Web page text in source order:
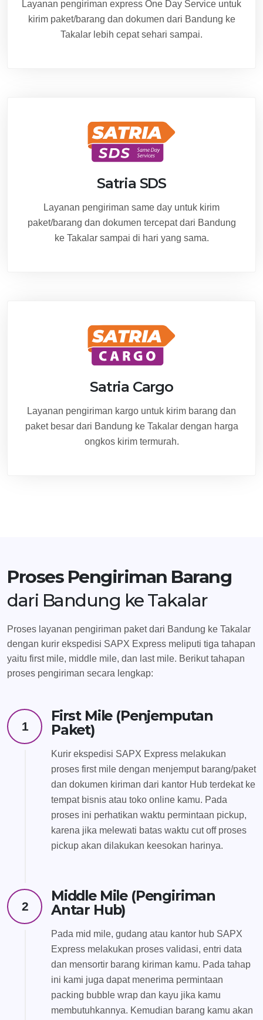
Layanan pengiriman express One Day Service untuk
kirim paket/barang dan dokumen dari Bandung ke
Takalar lebih cepat sehari sampai.
Satria SDS
Layanan pengiriman same day untuk kirim
paket/barang dan dokumen tercepat dari Bandung
ke Takalar sampai di hari yang sama.
Satria Cargo
Layanan pengiriman kargo untuk kirim barang dan
paket besar dari Bandung ke Takalar dengan harga
ongkos kirim termurah.
Proses Pengiriman Barang
dari Bandung ke Takalar
Proses layanan pengiriman paket dari Bandung ke Takalar
dengan kurir ekspedisi SAPX Express meliputi tiga tahapan
yaitu first mile, middle mile, dan last mile. Berikut tahapan
proses pengiriman secara lengkap:
1
First Mile (Penjemputan
Paket)
Kurir ekspedisi SAPX Express melakukan
proses first mile dengan menjemput barang/paket
dan dokumen kiriman dari kantor Hub terdekat ke
tempat bisnis atau toko online kamu. Pada
proses ini perhatikan waktu permintaan pickup,
karena jika melewati batas waktu cut off proses
pickup akan dilakukan keesokan harinya.
2
Middle Mile (Pengiriman
Antar Hub)
Pada mid mile, gudang atau kantor hub SAPX
Express melakukan proses validasi, entri data
dan mensortir barang kiriman kamu. Pada tahap
ini kami juga dapat menerima permintaan
packing bubble wrap dan kayu jika kamu
membutuhkannya. Kemudian barang kamu akan